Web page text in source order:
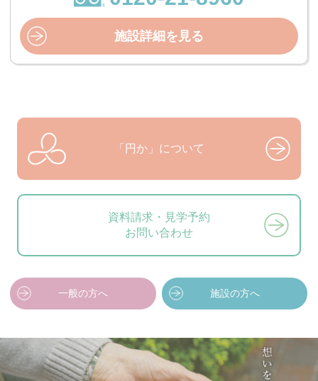
施設詳細を見る
「円か」について
資料請求・見学予約
お問い合わせ
一般の方へ 施設の方へ